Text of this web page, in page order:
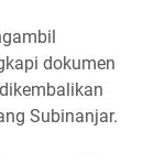
dokumen
Subinanjar.